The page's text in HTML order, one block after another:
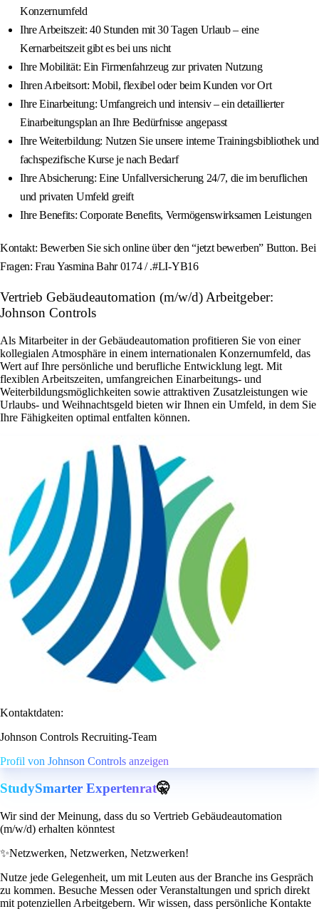
Konzernumfeld
Ihre Arbeitszeit: 40 Stunden mit 30 Tagen Urlaub – eine
Kernarbeitszeit gibt es bei uns nicht
Ihre Mobilität: Ein Firmenfahrzeug zur privaten Nutzung
Ihren Arbeitsort: Mobil, flexibel oder beim Kunden vor Ort
Ihre Einarbeitung: Umfangreich und intensiv – ein detaillierter
Einarbeitungsplan an Ihre Bedürfnisse angepasst
Ihre Weiterbildung: Nutzen Sie unsere interne Trainingsbibliothek und
fachspezifische Kurse je nach Bedarf
Ihre Absicherung: Eine Unfallversicherung 24/7, die im beruflichen
und privaten Umfeld greift
Ihre Benefits: Corporate Benefits, Vermögenswirksamen Leistungen
Kontakt: Bewerben Sie sich online über den “jetzt bewerben” Button. Bei
Fragen: Frau Yasmina Bahr 0174 / .#LI-YB16
Vertrieb Gebäudeautomation (m/w/d) Arbeitgeber:
Johnson Controls
Als Mitarbeiter in der Gebäudeautomation profitieren Sie von einer
kollegialen Atmosphäre in einem internationalen Konzernumfeld, das
Wert auf Ihre persönliche und berufliche Entwicklung legt. Mit
flexiblen Arbeitszeiten, umfangreichen Einarbeitungs- und
Weiterbildungsmöglichkeiten sowie attraktiven Zusatzleistungen wie
Urlaubs- und Weihnachtsgeld bieten wir Ihnen ein Umfeld, in dem Sie
Ihre Fähigkeiten optimal entfalten können.
Kontaktdaten:
Johnson Controls Recruiting-Team
Profil von Johnson Controls anzeigen
StudySmarter Expertenrat🤫
Wir sind der Meinung, dass du so Vertrieb Gebäudeautomation
(m/w/d) erhalten könntest
✨Netzwerken, Netzwerken, Netzwerken!
Nutze jede Gelegenheit, um mit Leuten aus der Branche ins Gespräch
zu kommen. Besuche Messen oder Veranstaltungen und sprich direkt
mit potenziellen Arbeitgebern. Wir wissen, dass persönliche Kontakte